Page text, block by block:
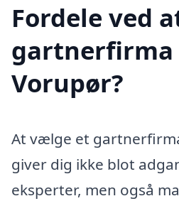
Fordele ved
gartnerfirma
Vorupør?
At vælge et
giver dig ikke blot
eksperter, men også